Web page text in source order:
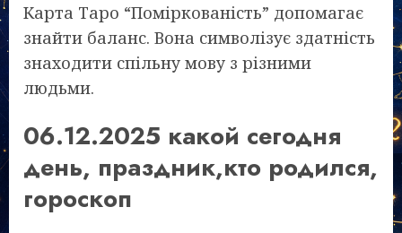
Карта Таро “Поміркованість” допомагає
знайти баланс. Вона символізує здатність
знаходити спільну мову з різними
людьми.
06.12.2025 какой сегодня
день, праздник,кто родился,
гороскоп